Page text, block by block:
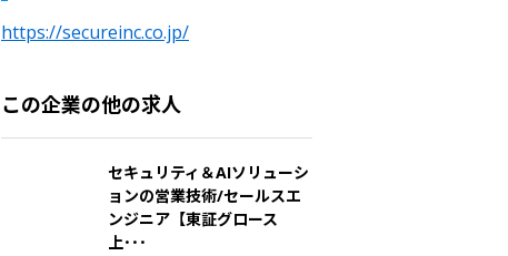
https://secureinc.co.jp/
この企業の他の求人
セキュリティ＆AIソリューシ
ョンの営業技術/セールスエ
ンジニア【東証グロース
上･･･